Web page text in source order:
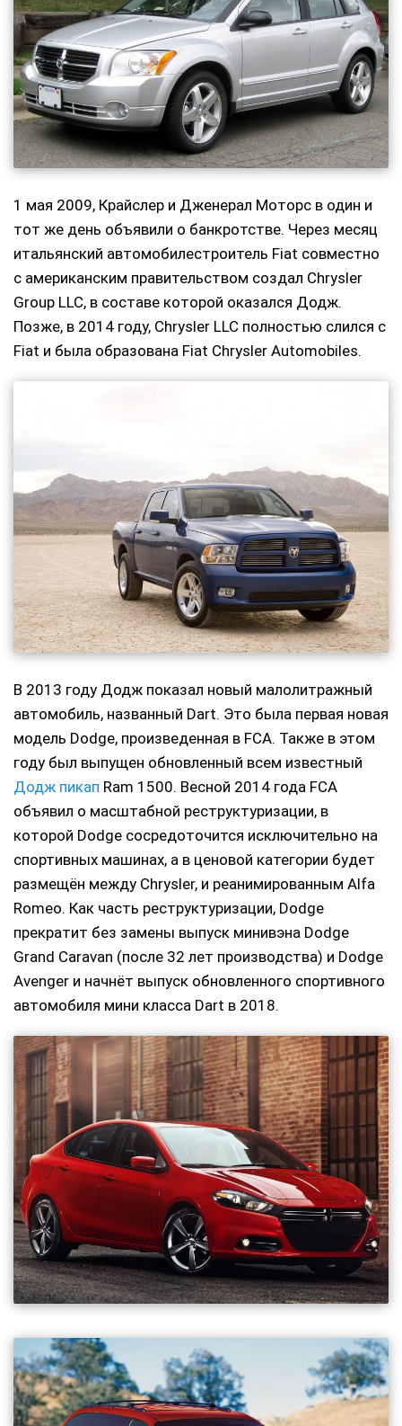
1 мая 2009, Крайслер и Дженерал Моторс в один и
тот же день объявили о банкротстве. Через месяц
итальянский автомобилестроитель Fiat совместно
с американским правительством создал Chrysler
Group LLC, в составе которой оказался Додж.
Позже, в 2014 году, Chrysler LLC полностью слился с
Fiat и была образована Fiat Chrysler Automobiles.
В 2013 году Додж показал новый малолитражный
автомобиль, названный Dart. Это была первая новая
модель Dodge, произведенная в FCA. Также в этом
году был выпущен обновленный всем известный
Додж пикап Ram 1500. Весной 2014 года FCA
объявил о масштабной реструктуризации, в
которой Dodge сосредоточится исключительно на
спортивных машинах, а в ценовой категории будет
размещён между Chrysler, и реанимированным Alfa
Romeo. Как часть реструктуризации, Dodge
прекратит без замены выпуск минивэна Dodge
Grand Caravan (после 32 лет производства) и Dodge
Avenger и начнёт выпуск обновленного спортивного
автомобиля мини класса Dart в 2018.